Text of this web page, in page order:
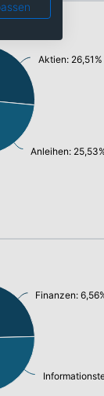
Aktien: 26,51%
Anleihen:
Finanzen: